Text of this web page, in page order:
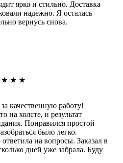
ярко и стильно. Доставка
надежно. Я осталась
вернусь снова.
★ ★ ★
качественную работу!
на холсте, и результат
Понравился простой
было легко.
на вопросы. Заказал в
дней уже забрала. Буду